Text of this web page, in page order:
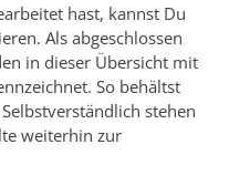
hast, kannst Du
Als abgeschlossen
in dieser Übersicht mit
So behältst
stehen
weiterhin zur